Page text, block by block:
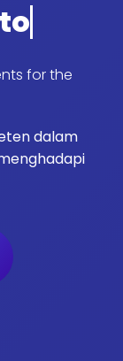
for the
dalam